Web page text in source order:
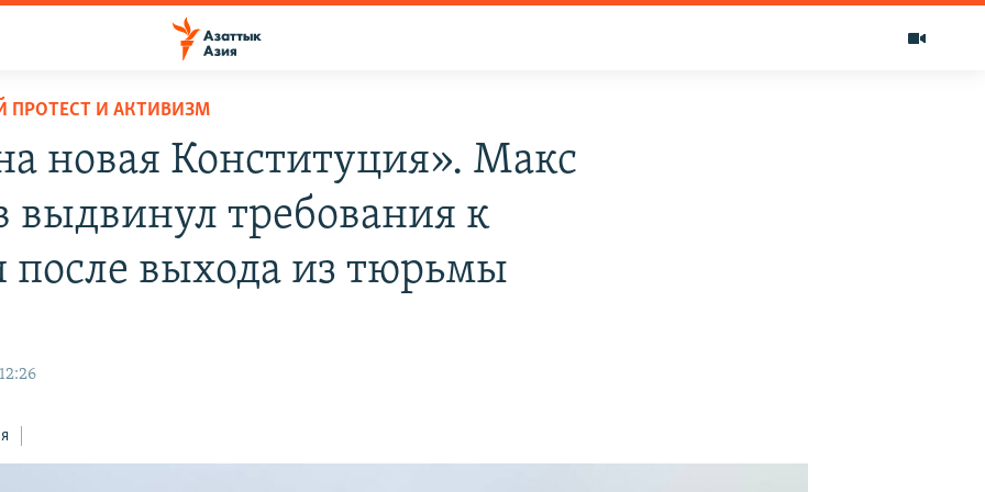
ПРОТЕСТ И АКТИВИЗМ
новая Конституция». Макс
выдвинул требования к
после выхода из тюрьмы